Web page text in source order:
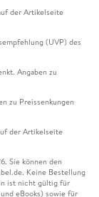
der Artikelseite
(UVP) des
Angaben zu
zu Preissenkungen
der Artikelseite
Sie können den
Keine Bestellung
ist nicht gültig für
eBooks) sowie für